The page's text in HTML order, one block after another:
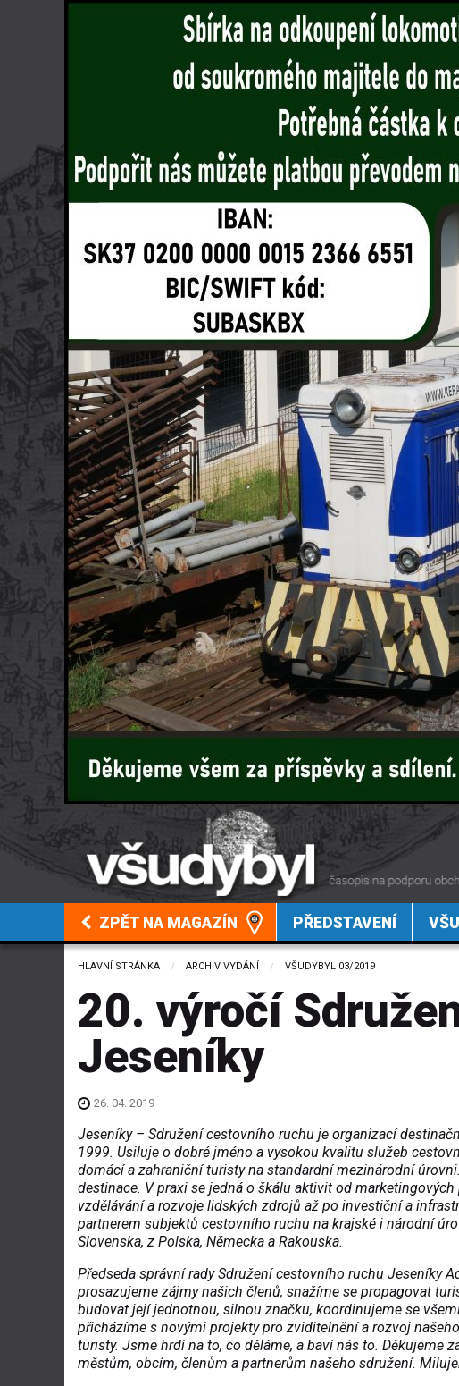
ZPĚT NA MAGAZÍN PŘEDSTAVENÍ
HLAVNÍ STRÁNKA ARCHIV VYDÁNÍ VŠUDYBYL 03/2019
20. výročí
Jeseníky
26. 04. 2019
Jeseníky – Sdružení cestovního ruchu je organizací
1999. Usiluje o dobré jméno a vysokou kvalitu služeb
domácí a zahraniční turisty na standardní mezinárodní
destinace. V praxi se jedná o škálu aktivit od
vzdělávání a rozvoje lidských zdrojů až po investiční a
partnerem subjektů cestovního ruchu na krajské i národní
Slovenska, z Polska, Německa a Rakouska.
Předseda správní rady Sdružení cestovního ruchu Jeseníky
prosazujeme zájmy našich členů, snažíme se propagovat
budovat její jednotnou, silnou značku, koordinujeme se
přicházíme s novými projekty pro zviditelnění a rozvoj
turisty. Jsme hrdí na to, co děláme, a baví nás to. Děkujeme
městům, obcím, členům a partnerům našeho sdružení.